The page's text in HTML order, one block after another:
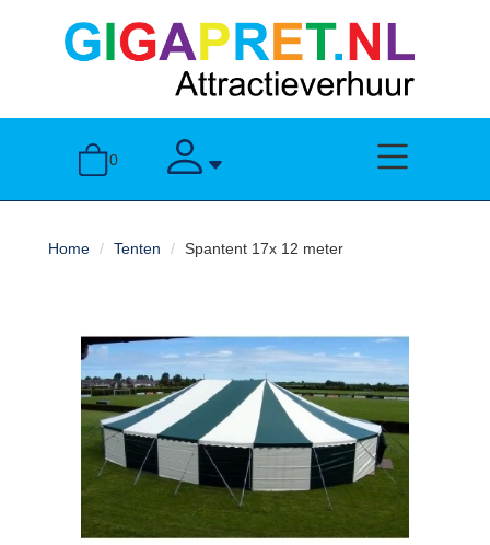
0
toggle account toggle menu
sluiten
Attractieverhuur
Stormbanen
Contact
Home Tenten Spantent 17x 12 meter